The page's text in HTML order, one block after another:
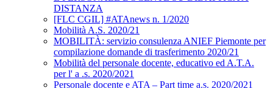
DISTANZA
[FLC CGIL] #ATAnews n. 1/2020
Mobilità A.S. 2020/21
MOBILITÀ: servizio consulenza ANIEF Piemonte per
compilazione domande di trasferimento 2020/21
Mobilità del personale docente, educativo ed A.T.A.
per l' a .s. 2020/2021
Personale docente e ATA – Part time a.s. 2020/2021